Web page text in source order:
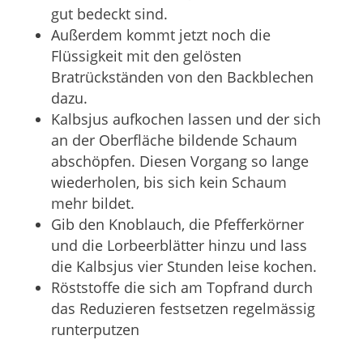
gut bedeckt sind.
Außerdem kommt jetzt noch die
Flüssigkeit mit den gelösten
Bratrückständen von den Backblechen
dazu.
Kalbsjus aufkochen lassen und der sich
an der Oberfläche bildende Schaum
abschöpfen. Diesen Vorgang so lange
wiederholen, bis sich kein Schaum
mehr bildet.
Gib den Knoblauch, die Pfefferkörner
und die Lorbeerblätter hinzu und lass
die Kalbsjus vier Stunden leise kochen.
Röststoffe die sich am Topfrand durch
das Reduzieren festsetzen regelmässig
runterputzen